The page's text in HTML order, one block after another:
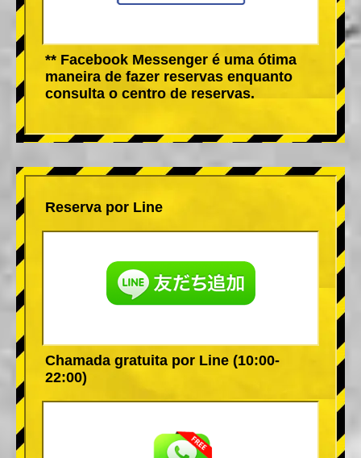
** Facebook Messenger é uma ótima
maneira de fazer reservas enquanto
consulta o centro de reservas.
Reserva por Line
Chamada gratuita por Line (10:00-
22:00)